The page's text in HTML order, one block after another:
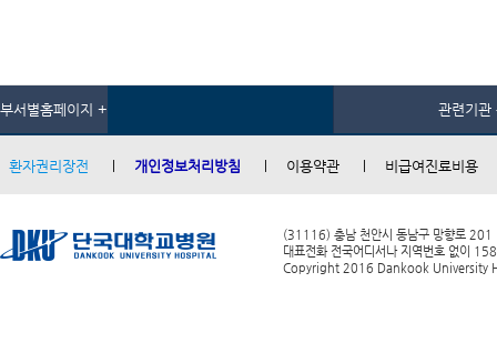
부서별홈페이지 + 관련기관
환자권리장전 개인정보처리방침 이용약관 비급여진료비용
(31116) 충남 천안시 동남구 망향로 201
대표전화 전국어디서나 지역번호 없이
Copyright 2016 Dankook University